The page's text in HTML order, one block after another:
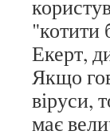
"котити
Екерт,
Якщо
віруси,
має